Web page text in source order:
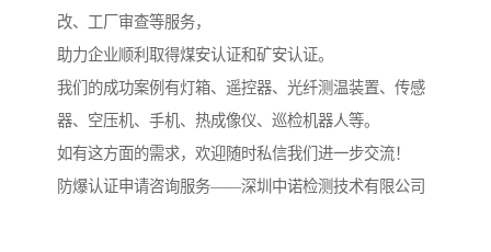
改、工厂审查等服务，
助力企业顺利取得煤安认证和矿安认证。
我们的成功案例有灯箱、遥控器、光纤测温装置、传感
器、空压机、手机、热成像仪、巡检机器人等。
如有这方面的需求，欢迎随时私信我们进一步交流！
防爆认证申请咨询服务——深圳中诺检测技术有限公司